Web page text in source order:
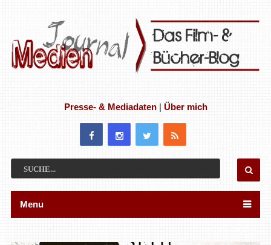
Presse- & Mediadaten| Über mich
Menu